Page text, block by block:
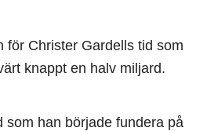
för Christer Gardells tid som
knappt en halv miljard.
som han började fundera på